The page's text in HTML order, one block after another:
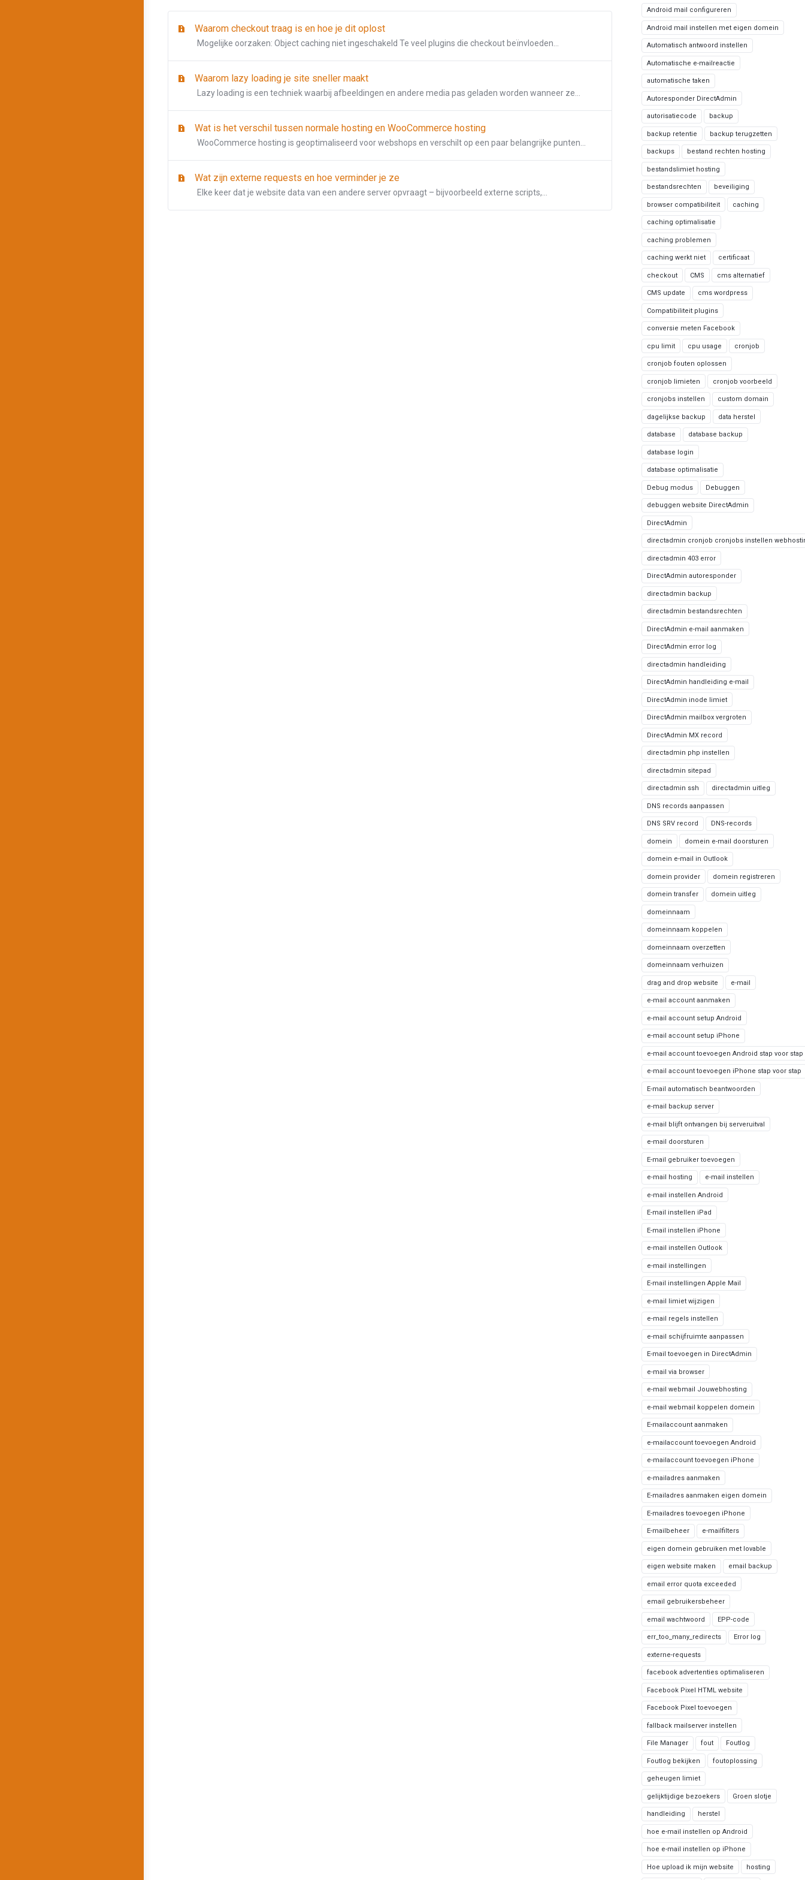
Waarom checkout traag is en hoe je dit oplost
Mogelijke oorzaken: Object caching niet ingeschakeld Te veel plugins die checkout beïnvloeden...
Waarom lazy loading je site sneller maakt
Lazy loading is een techniek waarbij afbeeldingen en andere media pas geladen worden wanneer ze...
Wat is het verschil tussen normale hosting en WooCommerce hosting
WooCommerce hosting is geoptimaliseerd voor webshops en verschilt op een paar belangrijke punten...
Wat zijn externe requests en hoe verminder je ze
Elke keer dat je website data van een andere server opvraagt – bijvoorbeeld externe scripts,...
Android mail configureren
Android mail instellen met eigen domein
Automatisch antwoord instellen
Automatische e-mailreactie
automatische taken
Autoresponder DirectAdmin
autorisatiecode backup
backup retentie backup terugzetten
backups bestand rechten hosting
bestandslimiet hosting
bestandsrechten beveiliging
browser compatibiliteit caching
caching optimalisatie
caching problemen
caching werkt niet certificaat
checkout CMS cms alternatief
CMS update cms wordpress
Compatibiliteit plugins
conversie meten Facebook
cpu limit cpu usage cronjob
cronjob fouten oplossen
cronjob limieten cronjob voorbeeld
cronjobs instellen custom domain
dagelijkse backup data herstel
database database backup
database login
database optimalisatie
Debug modus Debuggen
debuggen website DirectAdmin
DirectAdmin
directadmin cronjob cronjobs instellen
directadmin 403 error
DirectAdmin autoresponder
directadmin backup
directadmin bestandsrechten
DirectAdmin e-mail aanmaken
DirectAdmin error log
directadmin handleiding
DirectAdmin handleiding e-mail
DirectAdmin inode limiet
DirectAdmin mailbox vergroten
DirectAdmin MX record
directadmin php instellen
directadmin sitepad
directadmin ssh directadmin uitleg
DNS records aanpassen
DNS SRV record DNS-records
domein domein e-mail doorsturen
domein e-mail in Outlook
domein provider domein registreren
domein transfer domein uitleg
domeinnaam
domeinnaam koppelen
domeinnaam overzetten
domeinnaam verhuizen
drag and drop website e-mail
e-mail account aanmaken
e-mail account setup Android
e-mail account setup iPhone
e-mail account toevoegen Android stap voor stap
e-mail account toevoegen iPhone stap voor stap
E-mail automatisch beantwoorden
e-mail backup server
e-mail blijft ontvangen bij serveruitval
e-mail doorsturen
E-mail gebruiker toevoegen
e-mail hosting e-mail instellen
e-mail instellen Android
E-mail instellen iPad
E-mail instellen iPhone
e-mail instellen Outlook
e-mail instellingen
E-mail instellingen Apple Mail
e-mail limiet wijzigen
e-mail regels instellen
e-mail schijfruimte aanpassen
E-mail toevoegen in DirectAdmin
e-mail via browser
e-mail webmail Jouwebhosting
e-mail webmail koppelen domein
E-mailaccount aanmaken
e-mailaccount toevoegen Android
e-mailaccount toevoegen iPhone
e-mailadres aanmaken
E-mailadres aanmaken eigen domein
E-mailadres toevoegen iPhone
E-mailbeheer e-mailfilters
eigen domein gebruiken met lovable
eigen website maken email backup
email error quota exceeded
email gebruikersbeheer
email wachtwoord EPP-code
err_too_many_redirects Error log
externe-requests
facebook advertenties optimaliseren
Facebook Pixel HTML website
Facebook Pixel toevoegen
fallback mailserver instellen
File Manager fout Foutlog
Foutlog bekijken foutoplossing
geheugen limiet
gelijktijdige bezoekers Groen slotje
handleiding herstel
hoe e-mail instellen op Android
hoe e-mail instellen op iPhone
Hoe upload ik mijn website hosting